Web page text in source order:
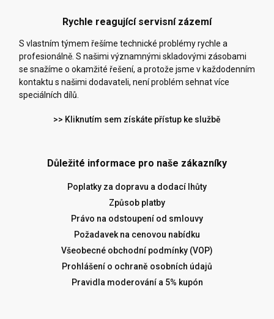
Rychle reagující servisní zázemí
S vlastním týmem řešíme technické problémy rychle a
profesionálně. S našimi významnými skladovými zásobami
se snažíme o okamžité řešení, a protože jsme v každodenním
kontaktu s našimi dodavateli, není problém sehnat více
speciálních dílů.
>> Kliknutím sem získáte přístup ke službě
Důležité informace pro naše zákazníky
Poplatky za dopravu a dodací lhůty
Způsob platby
Právo na odstoupení od smlouvy
Požadavek na cenovou nabídku
Všeobecné obchodní podmínky (VOP)
Prohlášení o ochraně osobních údajů
Pravidla moderování a 5% kupón